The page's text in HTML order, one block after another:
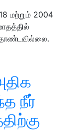
மற்றும் 2004
நீர்